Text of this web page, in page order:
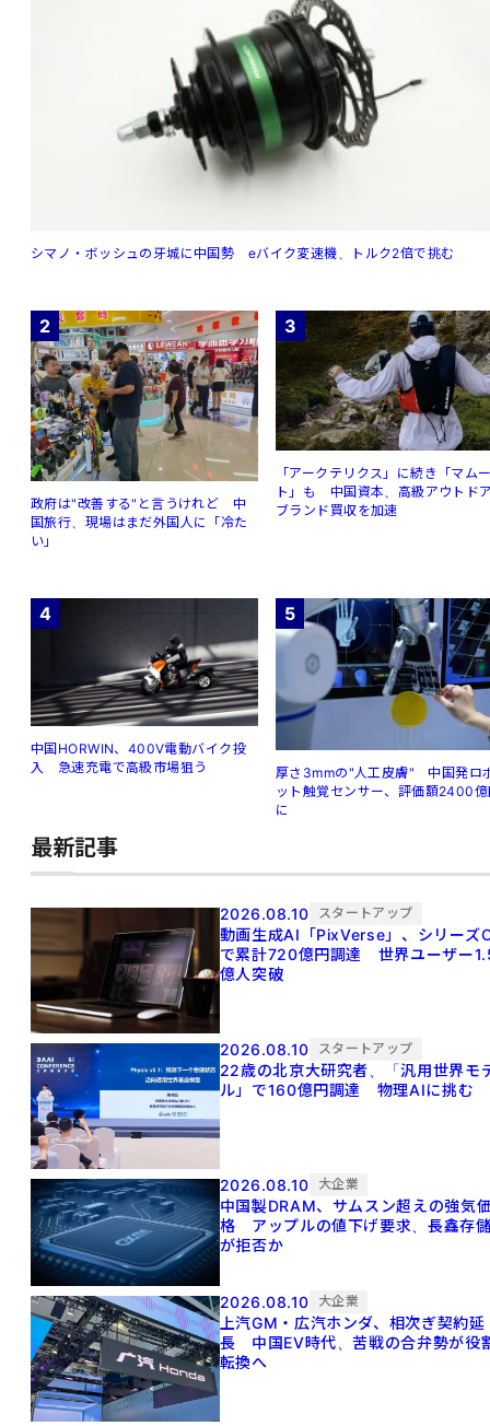
シマノ・ボッシュの牙城に中国勢 eバイク変速機、トルク2倍で挑む
2
政府は"改善する"と言うけれど 中
国旅行、現場はまだ外国人に「冷た
い」
3
「アークテリクス」に続き「マム
ト」も 中国資本、高級アウトド
ブランド買収を加速
4
中国HORWIN、400V電動バイク投
入 急速充電で高級市場狙う
5
厚さ3mmの"人工皮膚" 中国発ロ
ット触覚センサー、評価額2400
に
最新記事
2026.08.10 スタートアップ
動画生成AI「PixVerse」、シリーズ
で累計720億円調達 世界ユーザー
億人突破
2026.08.10 スタートアップ
22歳の北京大研究者、「汎用世界モ
ル」で160億円調達 物理AIに挑む
2026.08.10 大企業
中国製DRAM、サムスン超えの強気
格 アップルの値下げ要求、長鑫存
が拒否か
2026.08.10 大企業
上汽GM・広汽ホンダ、相次ぎ契約延
長 中国EV時代、苦戦の合弁勢が役
転換へ